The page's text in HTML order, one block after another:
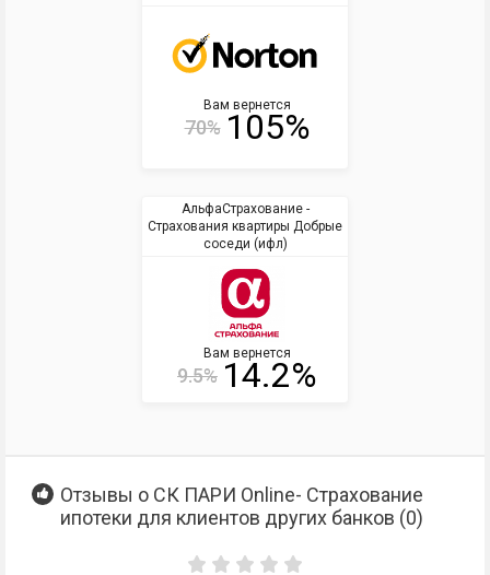
Вам вернется
70% 105%
АльфаСтрахование -
Страхования квартиры Добрые
соседи (ифл)
Вам вернется
9.5% 14.2%
Отзывы о СК ПАРИ Online- Страхование
ипотеки для клиентов других банков (0)